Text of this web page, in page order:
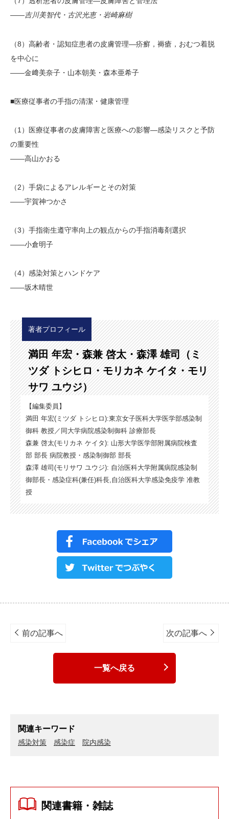
――吉川美智代・古沢光恵・岩崎麻樹
（8）高齢者・認知症患者の皮膚管理―疥癬，褥瘡，おむつ着脱
を中心に
――金﨑美奈子・山本朝美・森本亜希子
■医療従事者の手指の清潔・健康管理
（1）医療従事者の皮膚障害と医療への影響―感染リスクと予防
の重要性
――高山かおる
（2）手袋によるアレルギーとその対策
――宇賀神つかさ
（3）手指衛生遵守率向上の観点からの手指消毒剤選択
――小倉明子
（4）感染対策とハンドケア
――坂木晴世
著者プロフィール
満田 年宏・森兼 啓太・森澤 雄司（ミ
ツダ トシヒロ・モリカネ ケイタ・モリ
サワ ユウジ）
【編集委員】
満田 年宏(ミツダ トシヒロ):東京女子医科大学医学部感染制
御科 教授／同大学病院感染制御科 診療部長
森兼 啓太(モリカネ ケイタ): 山形大学医学部附属病院検査
部 部長 病院教授・感染制御部 部長
森澤 雄司(モリサワ ユウジ): 自治医科大学附属病院感染制
御部長・感染症科(兼任)科長,自治医科大学感染免疫学 准教
授
navigation
前の記事へ 次の記事へ
一覧へ戻る
関連キーワード
感染対策 感染症 院内感染
関連書籍・雑誌